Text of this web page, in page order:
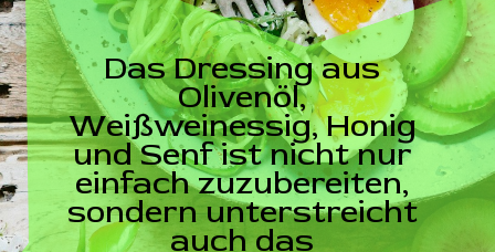
Das Dressing aus
Olivenöl,
Weißweinessig, Honig
und Senf ist nicht nur
einfach zuzubereiten,
sondern unterstreicht
auch das